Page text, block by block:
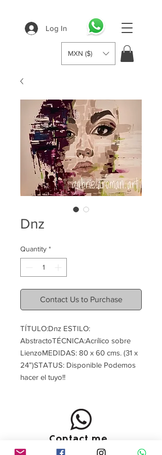
MXN ($)
Log In
Dnz
Quantity *
Contact Us to Purchase
TÍTULO:Dnz ESTILO:
AbstractoTÉCNICA:Acrílico sobre
LienzoMEDIDAS: 80 x 60 cms. (31 x
24”)STATUS: Disponible Podemos
hacer el tuyo!!
Contact me